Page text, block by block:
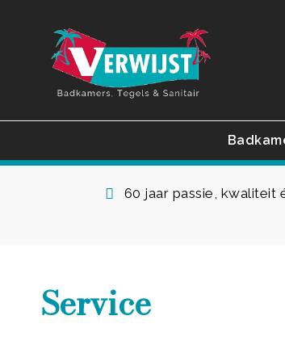
60 jaar passie, kwaliteit
Service